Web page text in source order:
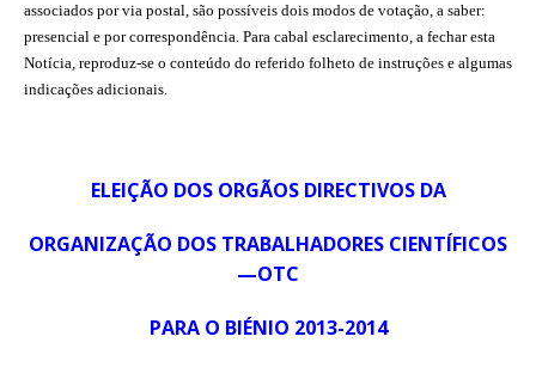
associados por via postal, são possíveis dois modos de votação, a saber:
presencial e por correspondência. Para cabal esclarecimento, a fechar esta
Notícia, reproduz-se o conteúdo do referido folheto de instruções e algumas
indicações adicionais.
ELEIÇÃO DOS ORGÃOS DIRECTIVOS DA
ORGANIZAÇÃO DOS TRABALHADORES CIENTÍFICOS
—OTC
PARA O BIÉNIO 2013-2014